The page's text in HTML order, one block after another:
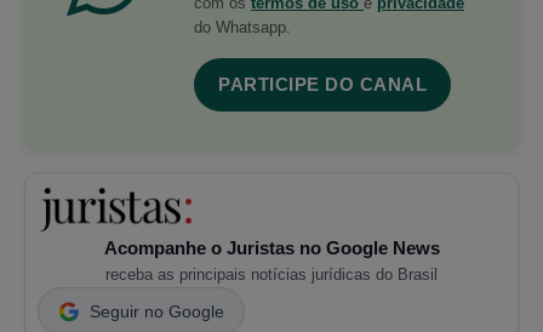
do Whatsapp.
PARTICIPE DO CANAL
Acompanhe o Juristas no Google News
receba as principais notícias jurídicas do Brasil
Seguir no Google